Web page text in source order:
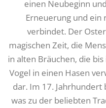
einen Neubeginn
Erneuerung und ein
verbindet. Der
magischen Zeit, die
in alten Bräuchen, die
Vogel in einen Hasen
dar. Im 17.
was zu der beliebten